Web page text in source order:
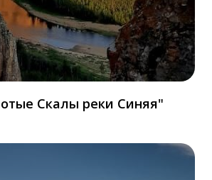
Скалы реки Синяя"